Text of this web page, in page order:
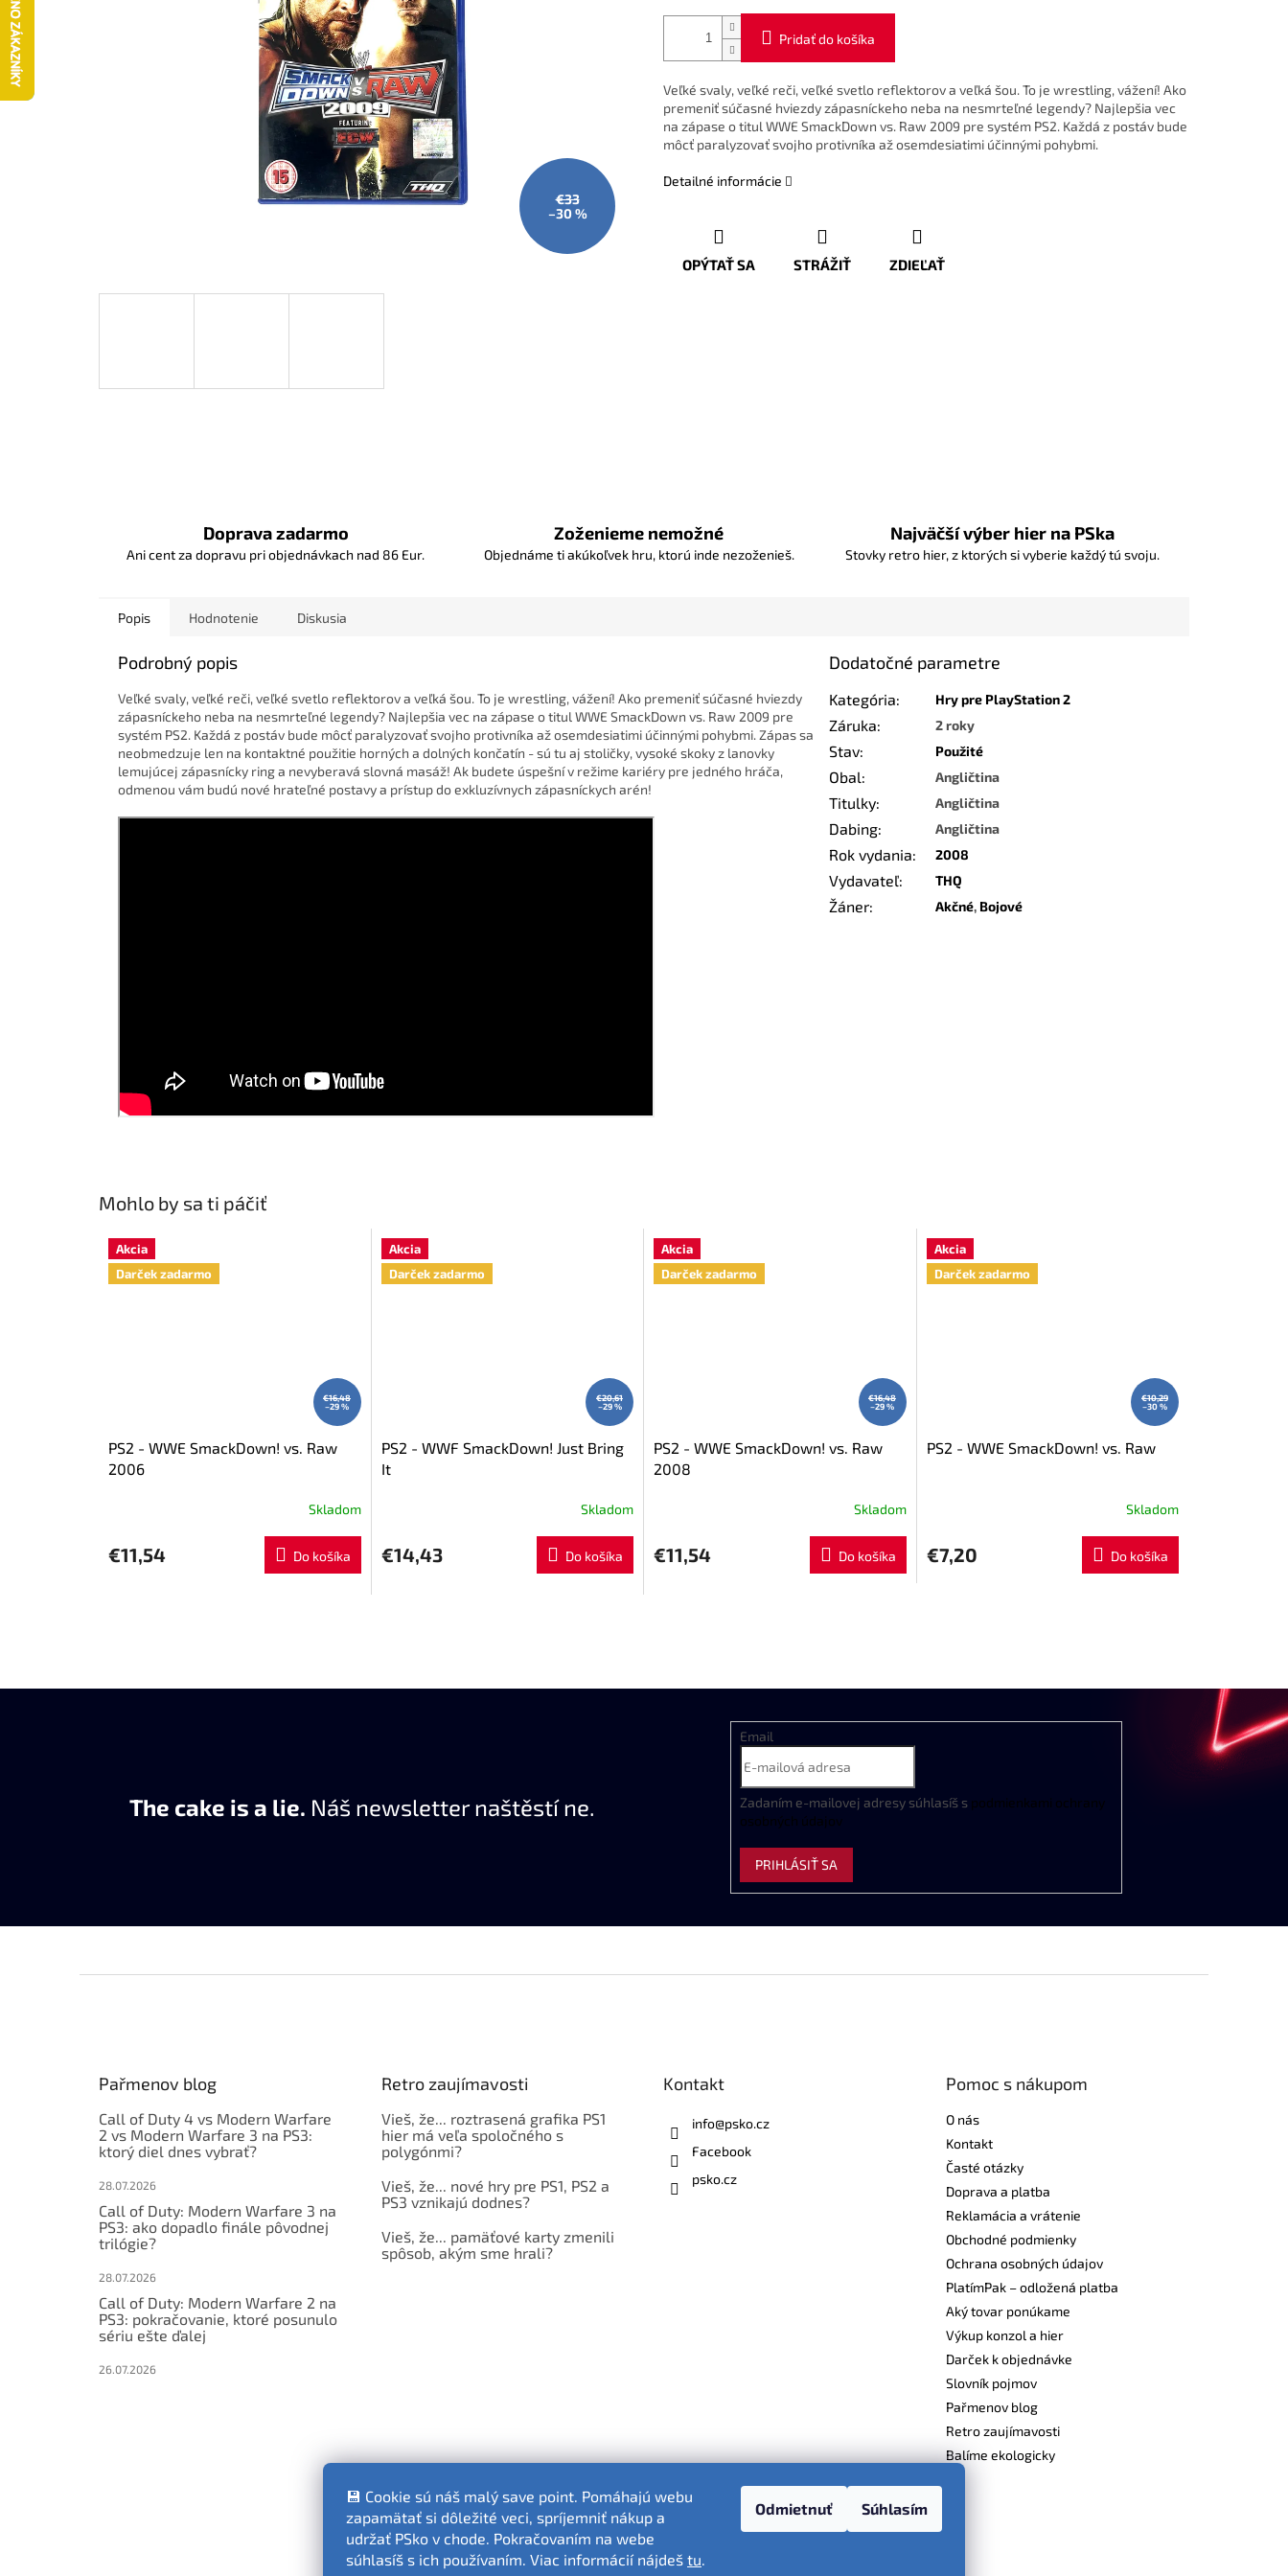
💾 Cookie sú náš malý save point. Pomáhajú webu
zapamätať si dôležité veci, spríjemniť nákup a
udržať PSko v chode. Pokračovaním na webe
súhlasíš s ich používaním. Viac informácií nájdeš tu.
Odmietnuť Súhlasím
€33
–30 %
Pridať do košíka
Veľké svaly, veľké reči, veľké svetlo reflektorov a veľká šou. To je wrestling, vážení! Ako
premeniť súčasné hviezdy zápasníckeho neba na nesmrteľné legendy? Najlepšia vec
na zápase o titul WWE SmackDown vs. Raw 2009 pre systém PS2. Každá z postáv bude
môcť paralyzovať svojho protivníka až osemdesiatimi účinnými pohybmi.
Detailné informácie
OPÝTAŤ SA STRÁŽIŤ ZDIEĽAŤ
Doprava zadarmo
Ani cent za dopravu pri objednávkach nad 86 Eur.
Zoženieme nemožné
Objednáme ti akúkoľvek hru, ktorú inde nezoženieš.
Najväčší výber hier na PSka
Stovky retro hier, z ktorých si vyberie každý tú svoju.
Mohlo by sa ti páčiť
Akcia
Darček zadarmo
€16,48
–29 %
PS2 - WWE SmackDown! vs. Raw
2006
Skladom
€11,54 Do košíka
Akcia
Darček zadarmo
€20,61
–29 %
PS2 - WWF SmackDown! Just Bring
It
Skladom
€14,43 Do košíka
Akcia
Darček zadarmo
€16,48
–29 %
PS2 - WWE SmackDown! vs. Raw
2008
Skladom
€11,54 Do košíka
Akcia
Darček zadarmo
€10,29
–30 %
PS2 - WWE SmackDown! vs. Raw
Skladom
€7,20 Do košíka
Popis Hodnotenie Diskusia
Podrobný popis
Veľké svaly, veľké reči, veľké svetlo reflektorov a veľká šou. To je wrestling, vážení! Ako premeniť súčasné hviezdy
zápasníckeho neba na nesmrteľné legendy? Najlepšia vec na zápase o titul WWE SmackDown vs. Raw 2009 pre
systém PS2. Každá z postáv bude môcť paralyzovať svojho protivníka až osemdesiatimi účinnými pohybmi. Zápas sa
neobmedzuje len na kontaktné použitie horných a dolných končatín - sú tu aj stoličky, vysoké skoky z lanovky
lemujúcej zápasnícky ring a nevyberavá slovná masáž! Ak budete úspešní v režime kariéry pre jedného hráča,
odmenou vám budú nové hrateľné postavy a prístup do exkluzívnych zápasníckych arén!
Dodatočné parametre
Kategória: Hry pre PlayStation 2
Záruka: 2 roky
Stav: Použité
Obal: Angličtina
Titulky: Angličtina
Dabing: Angličtina
Rok vydania: 2008
Vydavateľ: THQ
Žáner: Akčné, Bojové
The cake is a lie. Náš newsletter naštěstí ne.
Email
Zadaním e-mailovej adresy súhlasíš s podmienkami ochrany
osobných údajov
PRIHLÁSIŤ SA
Pařmenov blog
Call of Duty 4 vs Modern Warfare
2 vs Modern Warfare 3 na PS3:
ktorý diel dnes vybrať?
28.07.2026
Call of Duty: Modern Warfare 3 na
PS3: ako dopadlo finále pôvodnej
trilógie?
28.07.2026
Call of Duty: Modern Warfare 2 na
PS3: pokračovanie, ktoré posunulo
sériu ešte ďalej
26.07.2026
Retro zaujímavosti
Vieš, že... roztrasená grafika PS1
hier má veľa spoločného s
polygónmi?
Vieš, že... nové hry pre PS1, PS2 a
PS3 vznikajú dodnes?
Vieš, že... pamäťové karty zmenili
spôsob, akým sme hrali?
Kontakt
info@psko.cz
Facebook
psko.cz
Pomoc s nákupom
O nás
Kontakt
Časté otázky
Doprava a platba
Reklamácia a vrátenie
Obchodné podmienky
Ochrana osobných údajov
PlatímPak – odložená platba
Aký tovar ponúkame
Výkup konzol a hier
Darček k objednávke
Slovník pojmov
Pařmenov blog
Retro zaujímavosti
Balíme ekologicky
Fotografie produktov sú ilustračné.